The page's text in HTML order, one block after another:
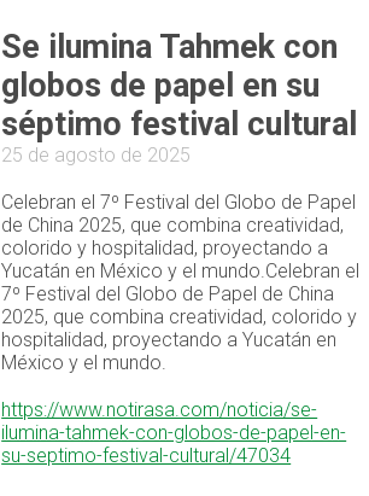
Se ilumina Tahmek con
globos de papel en su
séptimo festival cultural
25 de agosto de 2025
Celebran el 7º Festival del Globo de Papel
de China 2025, que combina creatividad,
colorido y hospitalidad, proyectando a
Yucatán en México y el mundo.Celebran el
7º Festival del Globo de Papel de China
2025, que combina creatividad, colorido y
hospitalidad, proyectando a Yucatán en
México y el mundo.
https://www.notirasa.com/noticia/se-
ilumina-tahmek-con-globos-de-papel-en-
su-septimo-festival-cultural/47034